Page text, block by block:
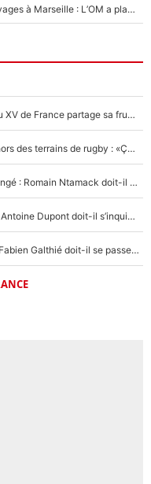
La crise financière continue de faire des ravages à Marseille : L’OM a placé 12 joueurs sur le marché des transferts… et ça pourrait lui rapporter près de 100M€ !
Mis de côté par Fabien Galthié, un joueur du XV de France partage sa frustration : «ils ne me l’ont pas dit tout de suite»
La raison d'être de Matthieu Jalibert en dehors des terrains de rugby : «Ça m'atteint autant que si tu touches à un membre de ma famille»
XV de France - Matthieu Jalibert a tout changé : Romain Ntamack doit-il s’inquiéter pour sa place à un an de la Coupe du monde ?
«Le XV de France est meilleur avec Lucu» : Antoine Dupont doit-il s’inquiéter pour sa place ?
Le XV de France a trouvé son remplaçant : Fabien Galthié doit-il se passer d'Antoine Dupont ?